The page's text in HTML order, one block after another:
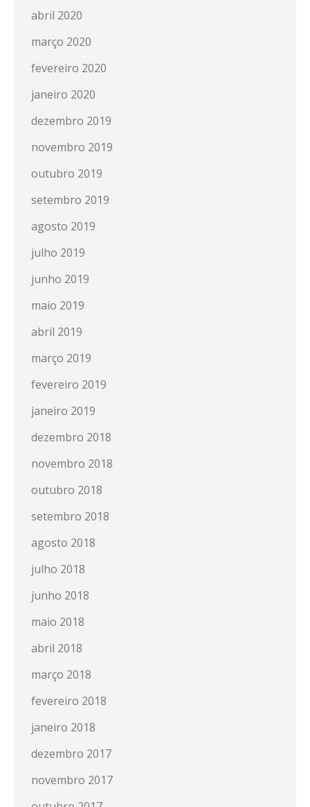
abril 2020
março 2020
fevereiro 2020
janeiro 2020
dezembro 2019
novembro 2019
outubro 2019
setembro 2019
agosto 2019
julho 2019
junho 2019
maio 2019
abril 2019
março 2019
fevereiro 2019
janeiro 2019
dezembro 2018
novembro 2018
outubro 2018
setembro 2018
agosto 2018
julho 2018
junho 2018
maio 2018
abril 2018
março 2018
fevereiro 2018
janeiro 2018
dezembro 2017
novembro 2017